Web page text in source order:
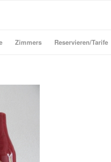
Zimmers Reservieren/Tarife